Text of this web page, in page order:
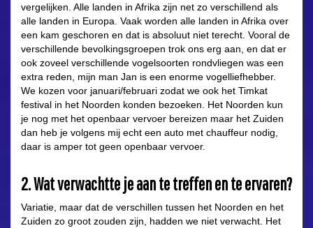
vergelijken. Alle landen in Afrika zijn net zo verschillend als
alle landen in Europa. Vaak worden alle landen in Afrika over
een kam geschoren en dat is absoluut niet terecht. Vooral de
verschillende bevolkingsgroepen trok ons erg aan, en dat er
ook zoveel verschillende vogelsoorten rondvliegen was een
extra reden, mijn man Jan is een enorme vogelliefhebber.
We kozen voor januari/februari zodat we ook het Timkat
festival in het Noorden konden bezoeken. Het Noorden kun
je nog met het openbaar vervoer bereizen maar het Zuiden
dan heb je volgens mij echt een auto met chauffeur nodig,
daar is amper tot geen openbaar vervoer.
2. Wat verwachtte je aan te treffen en te ervaren?
Variatie, maar dat de verschillen tussen het Noorden en het
Zuiden zo groot zouden zijn, hadden we niet verwacht. Het